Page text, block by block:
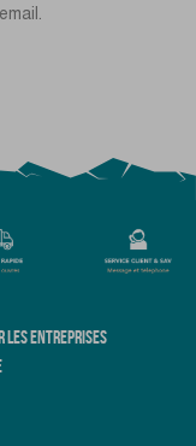
LES ENTREPRISES